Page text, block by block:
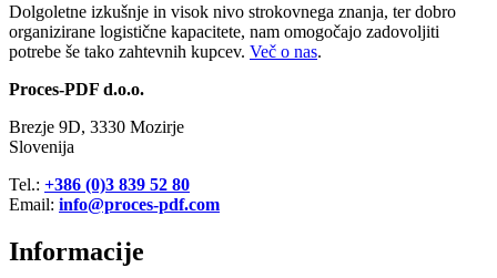
Dolgoletne izkušnje in visok nivo strokovnega znanja, ter dobro
organizirane logistične kapacitete, nam omogočajo zadovoljiti
potrebe še tako zahtevnih kupcev. Več o nas.
Proces-PDF d.o.o.
Brezje 9D, 3330 Mozirje
Slovenija
Tel.: +386 (0)3 839 52 80
Email: info@proces-pdf.com
Informacije